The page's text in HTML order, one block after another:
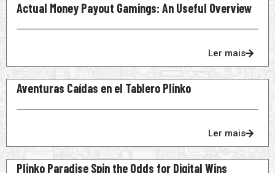
Actual Money Payout Gamings: An Useful Overview
Ler mais
Aventuras Caídas en el Tablero Plinko
Ler mais
Plinko Paradise Spin the Odds for Digital Wins